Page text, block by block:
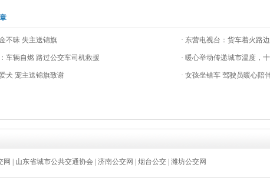
不昧 失主送锦旗 · 东营电视台：货车着火路
车辆自燃 路过公交车司机救援 · 暖心举动传递城市温度，
犬 宠主送锦旗致谢 · 女孩坐错车 驾驶员暖心陪
网 山东省城市公共交通协会 济南公交网 烟台公交 潍坊公交网